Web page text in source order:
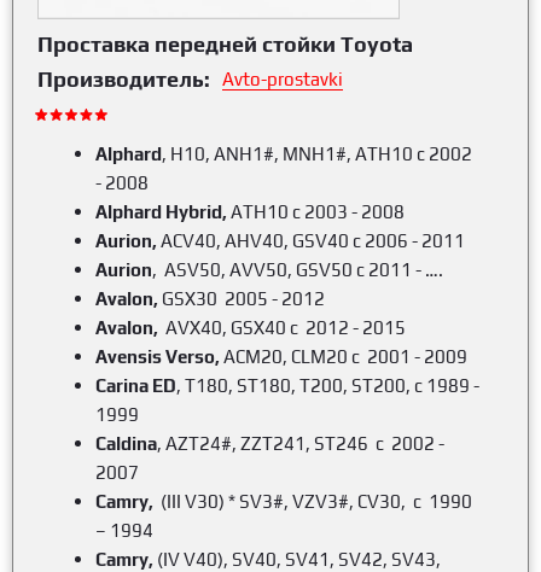
Проставка передней стойки Toyota
Производитель:
Avto-prostavki
Alphard, H10, ANH1#, MNH1#, ATH10 c 2002
- 2008
Alphard Hybrid, ATH10 c 2003 - 2008
Aurion, ACV40, AHV40, GSV40 c 2006 - 2011
Aurion, ASV50, AVV50, GSV50 c 2011 - ….
Avalon, GSX30 2005 - 2012
Avalon, AVX40, GSX40 c 2012 - 2015
Avensis Verso, ACM20, CLM20 c 2001 - 2009
Carina ED, T180, ST180, T200, ST200, с 1989 -
1999
Caldina, AZT24#, ZZT241, ST246 c 2002 -
2007
Camry, (III V30) * SV3#, VZV3#, CV30, c 1990
– 1994
Camry, (IV V40), SV40, SV41, SV42, SV43,